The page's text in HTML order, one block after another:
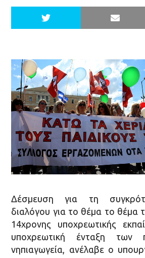
Δέσμευση για τη
διαλόγου για το θέμα το θέμα
14χρονης υποχρεωτικής
υποχρεωτική ένταξη των
νηπιαγωγεία, ανέλαβε ο